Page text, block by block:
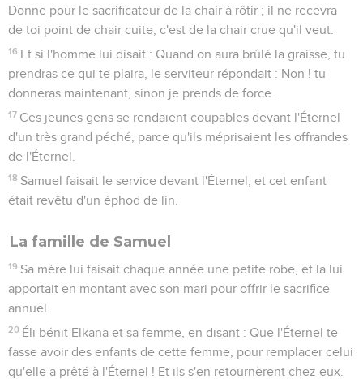
Donne pour le sacrificateur de la chair à rôtir ; il ne recevra
de toi point de chair cuite, c'est de la chair crue qu'il veut.
16 Et si l'homme lui disait : Quand on aura brûlé la graisse, tu
prendras ce qui te plaira, le serviteur répondait : Non ! tu
donneras maintenant, sinon je prends de force.
17 Ces jeunes gens se rendaient coupables devant l'Éternel
d'un très grand péché, parce qu'ils méprisaient les offrandes
de l'Éternel.
18 Samuel faisait le service devant l'Éternel, et cet enfant
était revêtu d'un éphod de lin.
La famille de Samuel
19 Sa mère lui faisait chaque année une petite robe, et la lui
apportait en montant avec son mari pour offrir le sacrifice
annuel.
20 Éli bénit Elkana et sa femme, en disant : Que l'Éternel te
fasse avoir des enfants de cette femme, pour remplacer celui
qu'elle a prêté à l'Éternel ! Et ils s'en retournèrent chez eux.